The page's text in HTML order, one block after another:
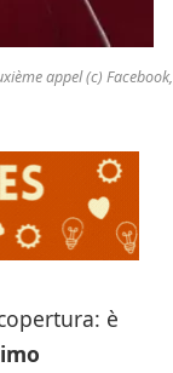
appel (c) Facebook,
è